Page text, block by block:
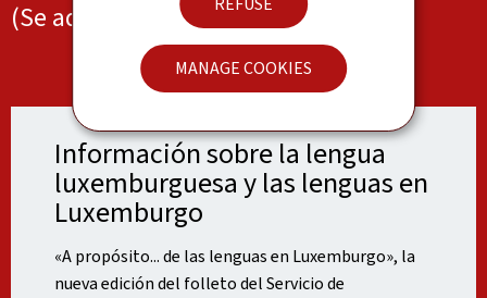
MANAGE COOKIES
(Se admiten múltiples respuestas).
© SIP - Statec RP2021, nr.8
Información sobre la lengua
luxemburguesa y las lenguas en
Luxemburgo
«A propósito... de las lenguas en Luxemburgo», la
nueva edición del folleto del Servicio de